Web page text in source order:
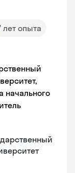
лет опыта
начального